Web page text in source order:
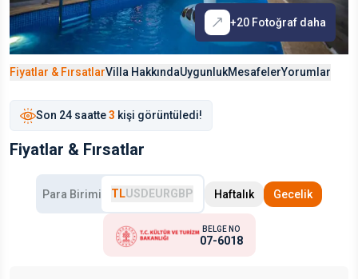
+20 Fotoğraf daha
Fiyatlar & FırsatlarVilla HakkındaUygunlukMesafelerYorumlar
Son 24 saatte3 kişi görüntüledi!
Fiyatlar & Fırsatlar
Para Birimi TLUSD EURGBP Haftalık Gecelik
BELGE NO
07-6018